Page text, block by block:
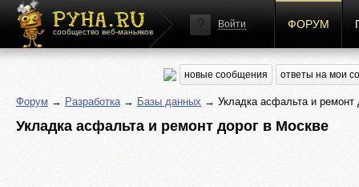
сообщество веб-маньяков
Войти ФОРУМ
новые сообщения ответы на мои
Форум → Разработка→ Базы данных → Укладка асфальта и ремонт
Укладка асфальта и ремонт дорог в Москве